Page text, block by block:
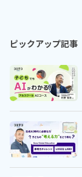
ピックアップ記事